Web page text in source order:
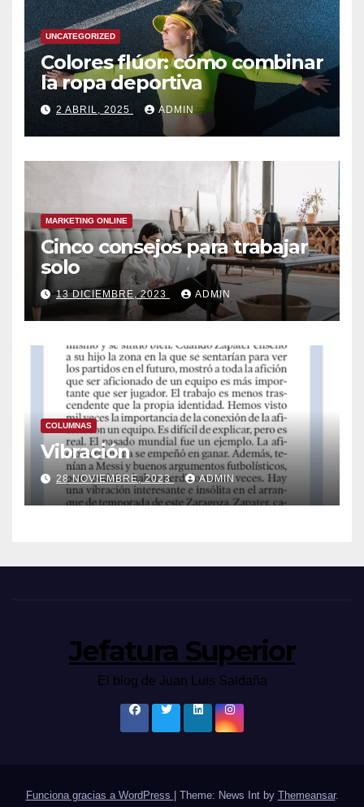
UNCATEGORIZED
Colores flúor: cómo combinar
la ropa deportiva
2 ABRIL, 2025 ADMIN
MARKETING ONLINE
Cinco consejos para trabajar
solo
13 DICIEMBRE, 2023 ADMIN
COLUMNAS
Vibración
28 NOVIEMBRE, 2023 ADMIN
Jefatura Superior
El blog de Juan Luis Saldaña
Funciona gracias a WordPress Theme: News Int by Themeansar.